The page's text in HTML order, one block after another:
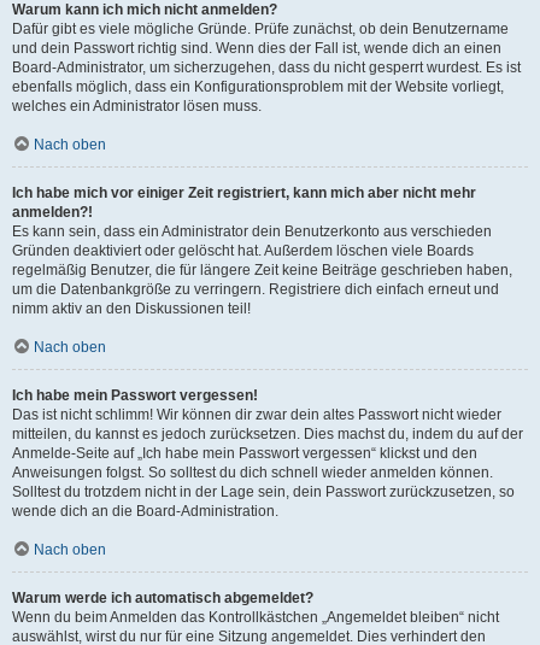
Warum kann ich mich nicht anmelden?
Dafür gibt es viele mögliche Gründe. Prüfe zunächst, ob dein Benutzername
und dein Passwort richtig sind. Wenn dies der Fall ist, wende dich an einen
Board-Administrator, um sicherzugehen, dass du nicht gesperrt wurdest. Es ist
ebenfalls möglich, dass ein Konfigurationsproblem mit der Website vorliegt,
welches ein Administrator lösen muss.
Nach oben
Ich habe mich vor einiger Zeit registriert, kann mich aber nicht mehr
anmelden?!
Es kann sein, dass ein Administrator dein Benutzerkonto aus verschieden
Gründen deaktiviert oder gelöscht hat. Außerdem löschen viele Boards
regelmäßig Benutzer, die für längere Zeit keine Beiträge geschrieben haben,
um die Datenbankgröße zu verringern. Registriere dich einfach erneut und
nimm aktiv an den Diskussionen teil!
Nach oben
Ich habe mein Passwort vergessen!
Das ist nicht schlimm! Wir können dir zwar dein altes Passwort nicht wieder
mitteilen, du kannst es jedoch zurücksetzen. Dies machst du, indem du auf der
Anmelde-Seite auf „Ich habe mein Passwort vergessen“ klickst und den
Anweisungen folgst. So solltest du dich schnell wieder anmelden können.
Solltest du trotzdem nicht in der Lage sein, dein Passwort zurückzusetzen, so
wende dich an die Board-Administration.
Nach oben
Warum werde ich automatisch abgemeldet?
Wenn du beim Anmelden das Kontrollkästchen „Angemeldet bleiben“ nicht
auswählst, wirst du nur für eine Sitzung angemeldet. Dies verhindert den